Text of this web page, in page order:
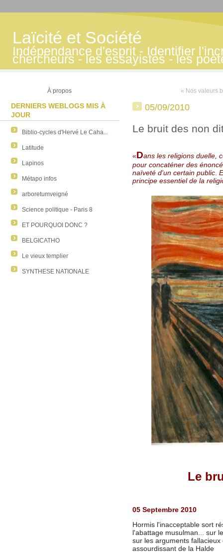
Laïcité et Société
Indépendance d'esprit - Identifier
chercheurs - les essayistes - les
À propos
DERNIERS WEBLOGS MIS À
JOUR
Biblio-cycles d'Hervé Le Caha...
Latitude
Lapinos
Métapo infos
arboretumveigné
Science politique - Paris 8
ET POURQUOI DONC ?
BELGICATHO
Le vieux templier
SYNTHESE NATIONALE
« Nos valeurs
05/09/2010
Le bruit des non
«Dans les religions duelle,
pour concaténer des
naïveté d'un certain public
principe essentiel de la
Le
05 Septembre 2010
Hormis l'inacceptable sort
l'abattage musulman... sur
sur les arguments
assourdissant de la Halde